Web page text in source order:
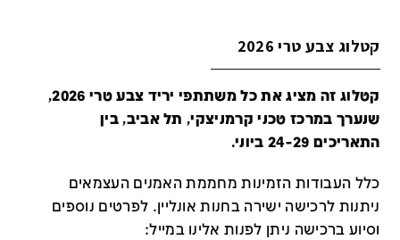
קטלוג צבע טרי 2026
קטלוג זה מציג את כל משתתפי יריד צבע טרי 2026,
שנערך במרכז טכני קרמניצקי, תל אביב, בין
התאריכים 24-29 ביוני.
כלל העבודות הזמינות מחממת האמנים העצמאים
ניתנות לרכישה ישירה בחנות אונליין . לפרטים נוספים
וסיוע ברכישה ניתן לפנות אלינו במייל: